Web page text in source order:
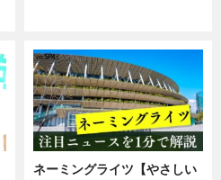
ネーミングライツ【やさしい